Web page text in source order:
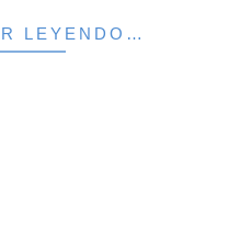
LEYENDO…